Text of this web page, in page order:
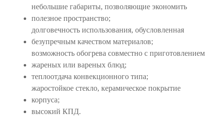
небольшие габариты, позволяющие экономить
полезное пространство;
долговечность использования, обусловленная
безупречным качеством материалов;
возможность обогрева совместно с приготовлением
жареных или вареных блюд;
теплоотдача конвекционного типа;
жаростойкое стекло, керамическое покрытие
корпуса;
высокий КПД.